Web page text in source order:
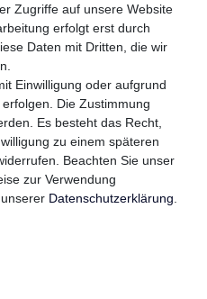
SIE UNS
widerrufen
Zugriffe auf unsere Website
erfolgt erst durch
Daten mit Dritten, die wir
Einwilligung oder aufgrund
Die Zustimmung
Es besteht das Recht,
zu einem späteren
Beachten Sie unser
zur Verwendung
Daten­schutz­erklärung